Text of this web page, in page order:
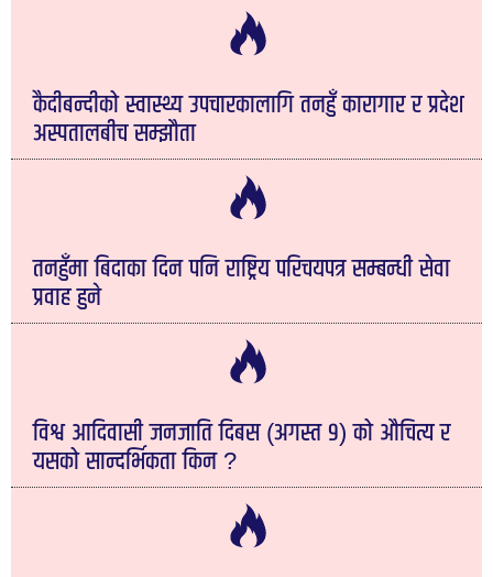
कैदीबन्दीको स्वास्थ्य उपचारकालागि तनहुँ कारागार र प्रदेश
अस्पतालबीच सम्झौता
तनहुँमा बिदाका दिन पनि राष्ट्रिय परिचयपत्र सम्बन्धी सेवा
प्रवाह हुने
विश्व आदिवासी जनजाति दिबस (अगस्त ९) को औचित्य र
यसको सान्दर्भिकता किन ?